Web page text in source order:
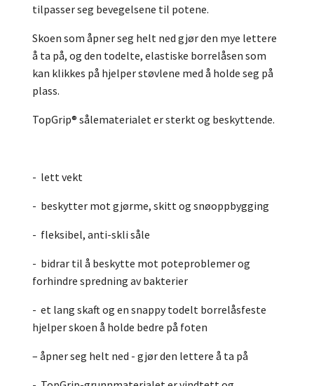
tilpasser seg bevegelsene til potene.
Skoen som åpner seg helt ned gjør den mye lettere
å ta på, og den todelte, elastiske borrelåsen som
kan klikkes på hjelper støvlene med å holde seg på
plass.
TopGrip® sålematerialet er sterkt og beskyttende.
- lett vekt
- beskytter mot gjørme, skitt og snøoppbygging
- fleksibel, anti-skli såle
- bidrar til å beskytte mot poteproblemer og
forhindre spredning av bakterier
- et lang skaft og en snappy todelt borrelåsfeste
hjelper skoen å holde bedre på foten
– åpner seg helt ned - gjør den lettere å ta på